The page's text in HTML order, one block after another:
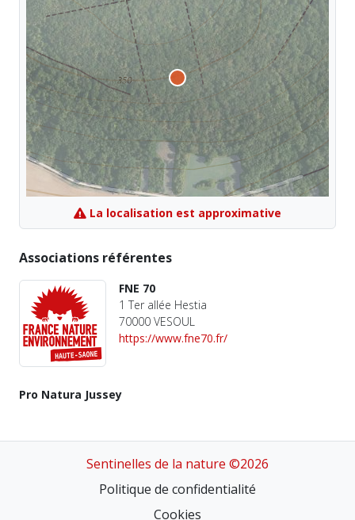
La localisation est approximative
Associations référentes
FNE 70
1 Ter allée Hestia
70000 VESOUL
https://www.fne70.fr/
Pro Natura Jussey
Sentinelles de la nature ©2026
Politique de confidentialité
Cookies